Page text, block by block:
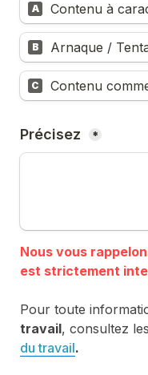
A Contenu à
B Arnaque /
C Contenu
Précisez *
Nous vous
Pour toute
travail, consultez les
du travail